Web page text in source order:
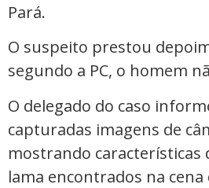
Pará.
O suspeito prestou
segundo a PC, o homem
O delegado do caso
capturadas imagens de
mostrando características
lama encontrados na